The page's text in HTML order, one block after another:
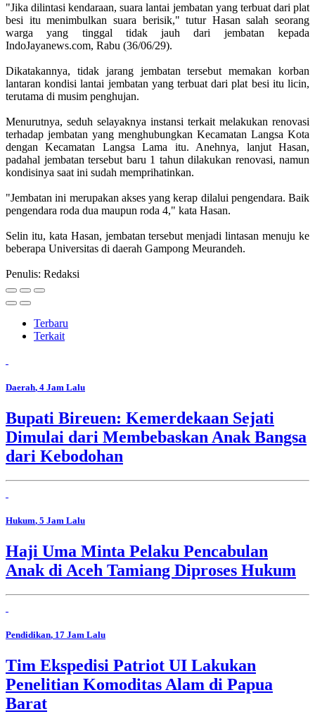
"Jika dilintasi kendaraan, suara lantai jembatan yang terbuat dari plat
besi itu menimbulkan suara berisik," tutur Hasan salah seorang
warga yang tinggal tidak jauh dari jembatan kepada
IndoJayanews.com, Rabu (36/06/29).
Dikatakannya, tidak jarang jembatan tersebut memakan korban
lantaran kondisi lantai jembatan yang terbuat dari plat besi itu licin,
terutama di musim penghujan.
Menurutnya, seduh selayaknya instansi terkait melakukan renovasi
terhadap jembatan yang menghubungkan Kecamatan Langsa Kota
dengan Kecamatan Langsa Lama itu. Anehnya, lanjut Hasan,
padahal jembatan tersebut baru 1 tahun dilakukan renovasi, namun
kondisinya saat ini sudah memprihatinkan.
"Jembatan ini merupakan akses yang kerap dilalui pengendara. Baik
pengendara roda dua maupun roda 4," kata Hasan.
Selin itu, kata Hasan, jembatan tersebut menjadi lintasan menuju ke
beberapa Universitas di daerah Gampong Meurandeh.
Penulis: Redaksi
Terbaru
Terkait
Daerah, 4 Jam Lalu
Bupati Bireuen: Kemerdekaan Sejati
Dimulai dari Membebaskan Anak Bangsa
dari Kebodohan
Hukum, 5 Jam Lalu
Haji Uma Minta Pelaku Pencabulan
Anak di Aceh Tamiang Diproses Hukum
Pendidikan, 17 Jam Lalu
Tim Ekspedisi Patriot UI Lakukan
Penelitian Komoditas Alam di Papua
Barat